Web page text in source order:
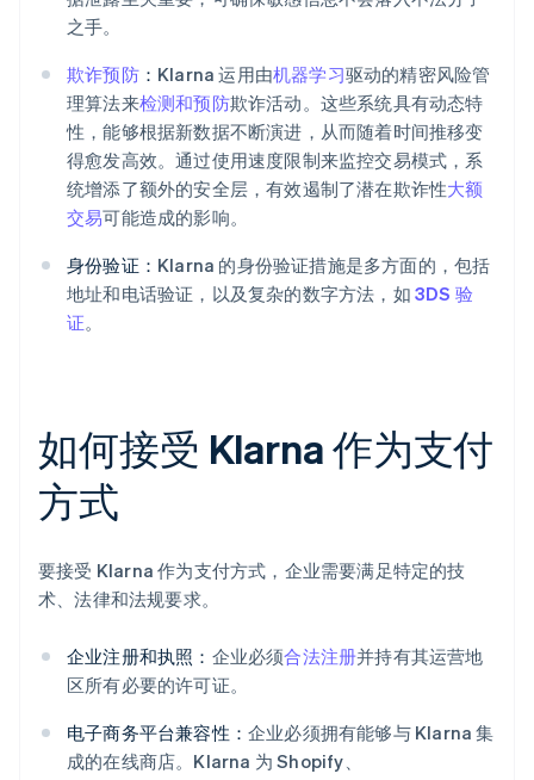
之手。
欺诈预防： Klarna 运用由机器学习驱动的精密风险管
理算法来检测和预防欺诈活动。这些系统具有动态特
性，能够根据新数据不断演进，从而随着时间推移变
得愈发高效。通过使用速度限制来监控交易模式，系
统增添了额外的安全层，有效遏制了潜在欺诈性大额
交易可能造成的影响。
身份验证： Klarna 的身份验证措施是多方面的，包括
地址和电话验证，以及复杂的数字方法，如 3DS 验
证。
如何接受 Klarna 作为支付
方式
要接受 Klarna 作为支付方式，企业需要满足特定的技
术、法律和法规要求。
企业注册和执照： 企业必须合法注册并持有其运营地
区所有必要的许可证。
电子商务平台兼容性： 企业必须拥有能够与 Klarna 集
成的在线商店。Klarna 为 Shopify、